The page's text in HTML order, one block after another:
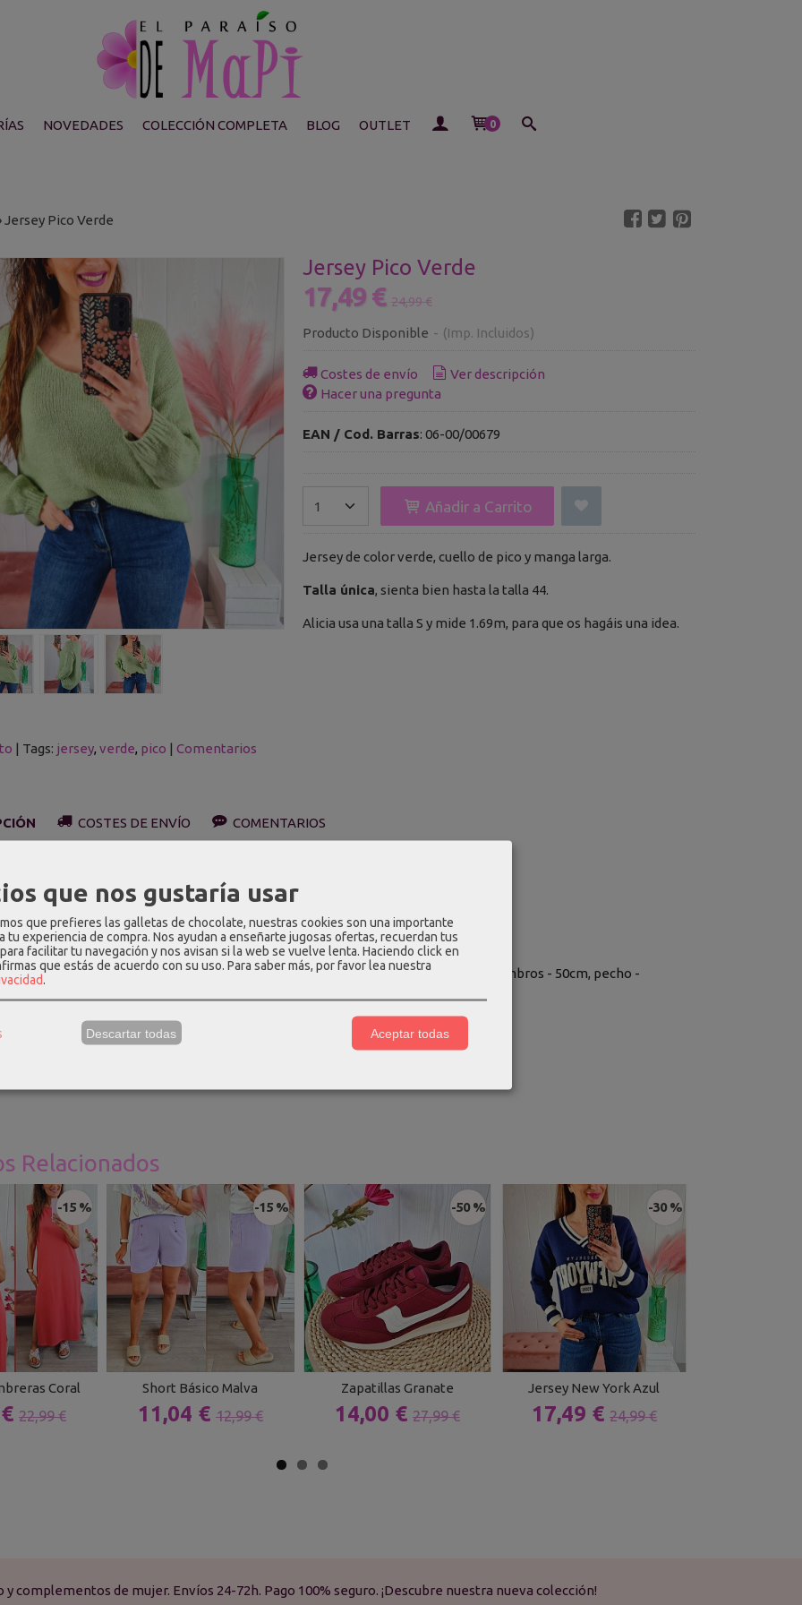
NOVEDADES COLECCIÓN COMPLETA BLOG OUTLET 0
Jersey Pico Verde
Jersey Pico Verde
17,49 € 24,99 €
Producto Disponible - (Imp. Incluidos)
Costes de envío
Ver descripción
Hacer una pregunta
EAN / Cod. Barras: 06-00/00679
Añadir a Carrito
Jersey de color verde, cuello de pico y manga larga.
Talla única, sienta bien hasta la talla 44.
Alicia usa una talla S y mide 1.69m, para que os hagáis una idea.
| Tags: jersey verde pico | Comentarios
COSTES DE ENVÍO COMENTARIOS
hasta la talla 44.
: 57% acrílico, 29% poliamida, 7% lana, 7% viscosa.
Talla única:largo delantero - 61cm, largo trasero - 65cm, largo manga - 56cm, hombros - 50cm, pecho -
- 108cm, cadera - 110cm.
talla S y mide 1.69m, para que os hagáis una idea.
Relacionados
-15 %
Coral
22,99 €
-15 %
Short Básico Malva
11,04 € 12,99 €
-50 %
Zapatillas Granate
14,00 € 27,99 €
-30 %
Jersey New York Azul
17,49 € 24,99 €
complementos de mujer. Envíos 24-72h. Pago 100% seguro. ¡Descubre nuestra nueva colección!
que nos gustaría usar
que prefieres las galletas de chocolate, nuestras cookies son una importante
tu experiencia de compra. Nos ayudan a enseñarte jugosas ofertas, recuerdan tus
facilitar tu navegación y nos avisan si la web se vuelve lenta. Haciendo click en
que estás de acuerdo con su uso. Para saber más, por favor lea nuestra
.
Descartar todas Aceptar todas